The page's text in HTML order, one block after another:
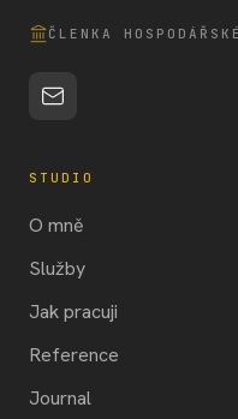
ČLENKA
STUDIO
O mně
Služby
Jak pracuji
Reference
Journal